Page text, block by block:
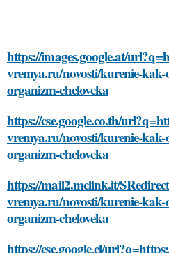
https://images.google.at/
vremya.ru/novosti/kurenie-
organizm-cheloveka
https://cse.google.co.th/
vremya.ru/novosti/kurenie-
organizm-cheloveka
https://mail2.mclink.it/
vremya.ru/novosti/kurenie-
organizm-cheloveka
https://cse.google.cl/